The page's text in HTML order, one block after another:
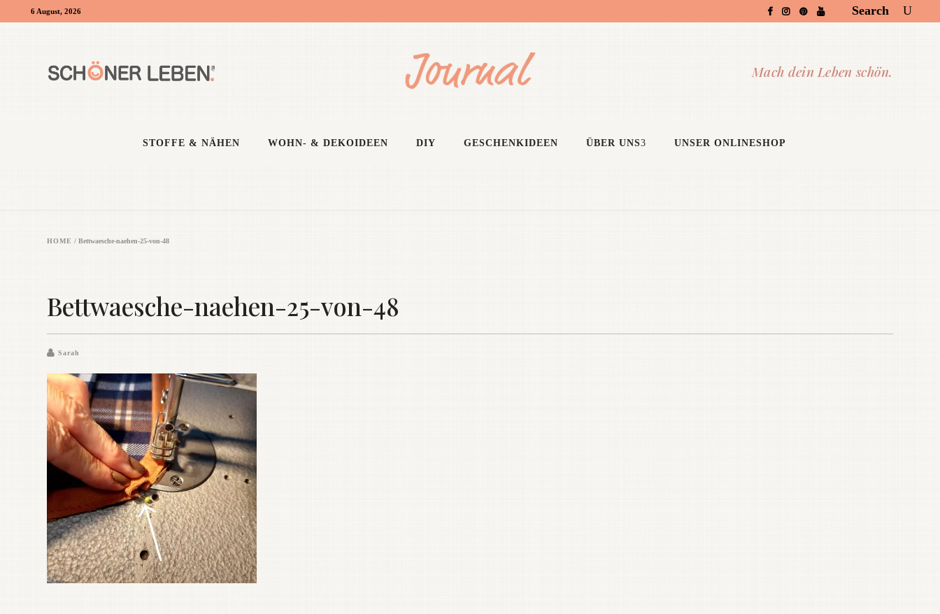
6 August, 2026 Search
STOFFE & NÄHEN WOHN- & DEKOIDEEN DIY GESCHENKIDEEN ÜBER UNS UNSER ONLINESHOP
HOME / Bettwaesche-naehen-25-von-48
Bettwaesche-naehen-25-von-48
Sarah